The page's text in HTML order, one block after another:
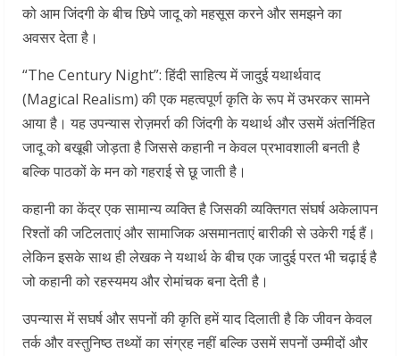
को आम जिंदगी के बीच छिपे जादू को महसूस करने और समझने का
अवसर देता है।
“The Century Night”: हिंदी साहित्य में जादुई यथार्थवाद
(Magical Realism) की एक महत्वपूर्ण कृति के रूप में उभरकर सामने
आया है। यह उपन्यास रोज़मर्रा की जिंदगी के यथार्थ और उसमें अंतर्निहित
जादू को बखूबी जोड़ता है जिससे कहानी न केवल प्रभावशाली बनती है
बल्कि पाठकों के मन को गहराई से छू जाती है।
कहानी का केंद्र एक सामान्य व्यक्ति है जिसकी व्यक्तिगत संघर्ष अकेलापन
रिश्तों की जटिलताएं और सामाजिक असमानताएं बारीकी से उकेरी गई हैं।
लेकिन इसके साथ ही लेखक ने यथार्थ के बीच एक जादुई परत भी चढ़ाई है
जो कहानी को रहस्यमय और रोमांचक बना देती है।
उपन्यास में सघर्ष और सपनों की कृति हमें याद दिलाती है कि जीवन केवल
तर्क और वस्तुनिष्ठ तथ्यों का संग्रह नहीं बल्कि उसमें सपनों उम्मीदों और